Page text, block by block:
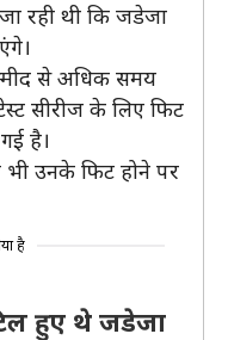
रही थी कि जडेजा
से अधिक समय
सीरीज के लिए फिट
है।
भी उनके फिट होने पर
है
हुए थे जडेजा